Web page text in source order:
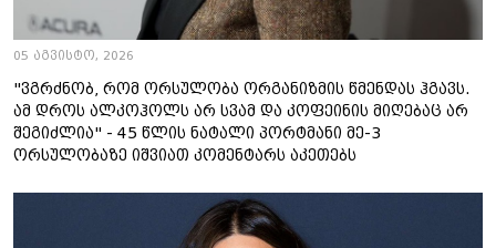
05 აგვისტო, 2026
"ვგრძნობ, რომ ორსულობა ორგანიზმის წმენდას ჰგავს.
ამ დროს ალკოჰოლს არ სვამ და კოფეინის მიღებაც არ
შეგიძლია" - 45 წლის ნატალი პორტმანი მე-3
ორსულობაზე იშვიათ კომენტარს აკეთებს